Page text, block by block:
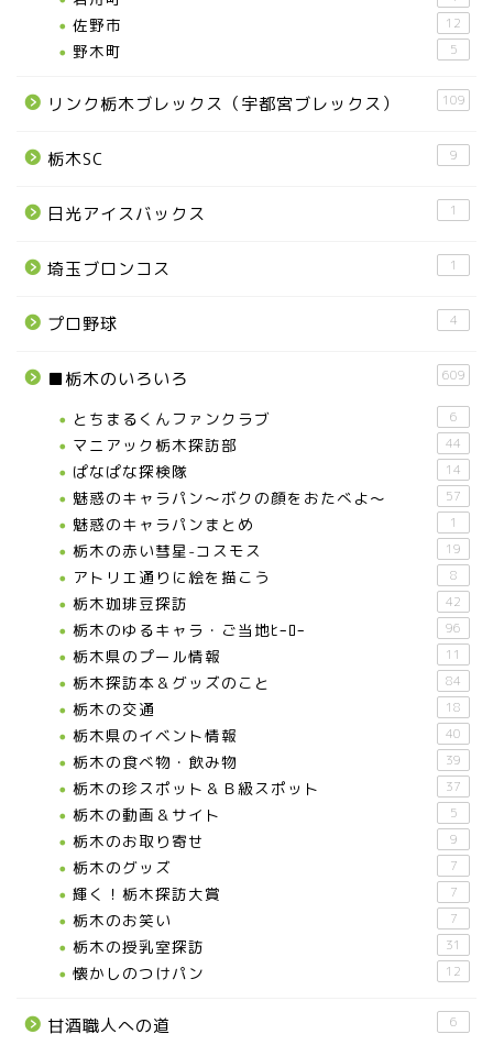
佐野市 12
野木町 5
リンク栃木ブレックス（宇都宮ブレックス） 109
栃木SC 9
日光アイスバックス 1
埼玉ブロンコス 1
プロ野球 4
■栃木のいろいろ 609
とちまるくんファンクラブ 6
マニアック栃木探訪部 44
ぱなぱな探検隊 14
魅惑のキャラパン～ボクの顔をおたべよ～ 57
魅惑のキャラパンまとめ 1
栃木の赤い彗星-コスモス 19
アトリエ通りに絵を描こう 8
栃木珈琲豆探訪 42
栃木のゆるキャラ・ご当地ﾋｰﾛｰ 96
栃木県のプール情報 11
栃木探訪本＆グッズのこと 84
栃木の交通 18
栃木県のイベント情報 40
栃木の食べ物・飲み物 39
栃木の珍スポット＆Ｂ級スポット 37
栃木の動画＆サイト 5
栃木のお取り寄せ 9
栃木のグッズ 7
輝く！栃木探訪大賞 7
栃木のお笑い 7
栃木の授乳室探訪 31
懐かしのつけパン 12
甘酒職人への道 6